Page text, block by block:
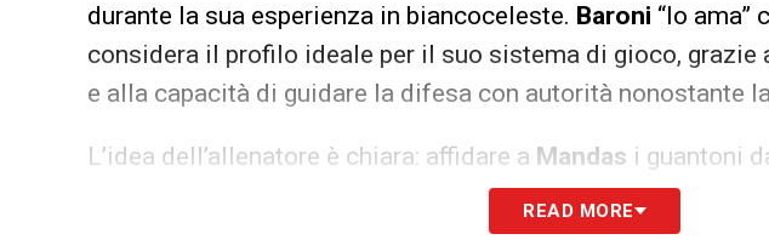
durante la sua esperienza in biancoceleste. Baroni “lo ama”
considera il profilo ideale per il suo sistema di gioco, grazie
e alla capacità di guidare la difesa con autorità nonostante
L’idea dell’allenatore è chiara: affidare a Mandas i guantoni
parte di stagione, superando il dualismo che ha
campionato granata. Per il portiere greco, la prospettiva di
READ MORE